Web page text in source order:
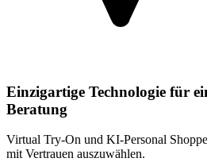
Einzigartige Technologie für
Beratung
Virtual Try-On und KI-Personal
mit Vertrauen auszuwählen.